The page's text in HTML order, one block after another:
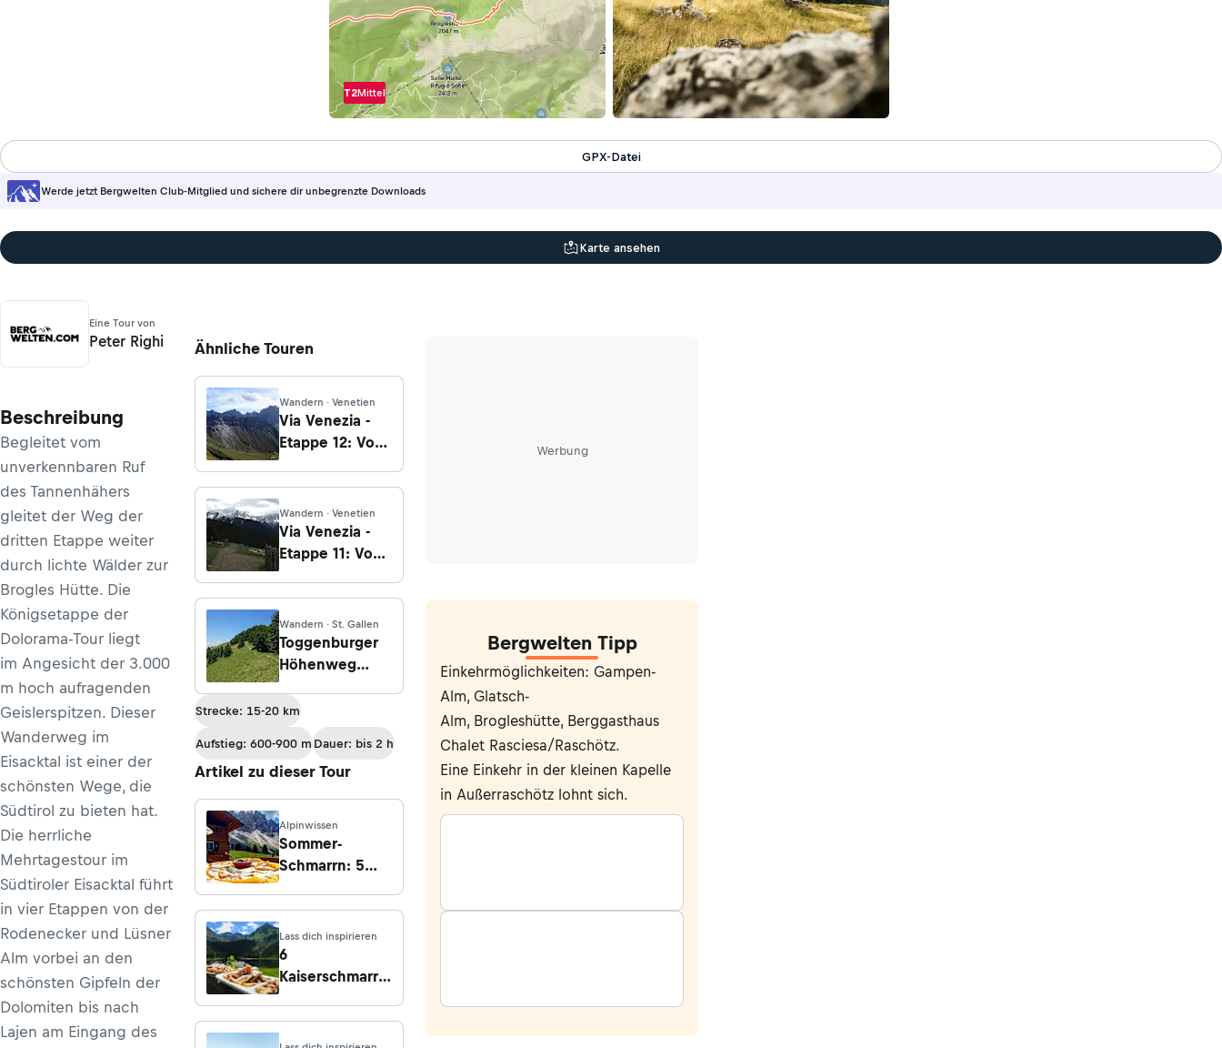
T2Mittel
Werde jetzt Bergwelten Club-Mitglied und sichere dir unbegrenzte Downloads
GPX-Datei
Karte ansehen
Eine Tour von
Peter Righi
Beschreibung
Begleitet vom
unverkennbaren Ruf
des Tannenhähers
gleitet der Weg der
dritten Etappe weiter
durch lichte Wälder zur
Brogles Hütte. Die
Königsetappe der
Dolorama-Tour liegt
im Angesicht der 3.000
m hoch aufragenden
Geislerspitzen. Dieser
Wanderweg im
Eisacktal ist einer der
schönsten Wege, die
Südtirol zu bieten hat.
Die herrliche
Mehrtagestour im
Südtiroler Eisacktal führt
in vier Etappen von der
Rodenecker und Lüsner
Alm vorbei an den
schönsten Gipfeln der
Dolomiten bis nach
Lajen am Eingang des
Ähnliche Touren
Wandern · Venetien
Via Venezia -
Etappe 12: Von
Schlüterhütte
zum Grödner
Joch
Wandern · Venetien
Via Venezia -
Etappe 11: Von
Kreuzwiesen
Alm zur
Schlüterhütte
Wandern · St. Gallen
Toggenburger
Höhenweg
Berggasthaus
Chruezegg -
Hulftegg
Strecke: 15-20 km
Aufstieg: 600-900 m Dauer: bis 2 h
Artikel zu dieser Tour
Alpinwissen
Sommer-
Schmarrn: 5
Traumplätze
Lass dich inspirieren
6
Kaiserschmarrn-
Traumaussicht
Werbung
Bergwelten Tipp
Einkehrmöglichkeiten: Gampen-
Alm, Glatsch-
Alm, Brogleshütte, Berggasthaus
Chalet Rasciesa/Raschötz.
Eine Einkehr in der kleinen Kapelle
in Außerraschötz lohnt sich.